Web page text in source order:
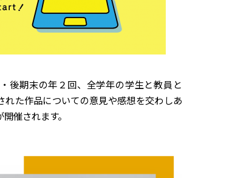
後期末の年２回、全学年の学生と教員と
れた作品についての意見や感想を交わしあ
催されます。